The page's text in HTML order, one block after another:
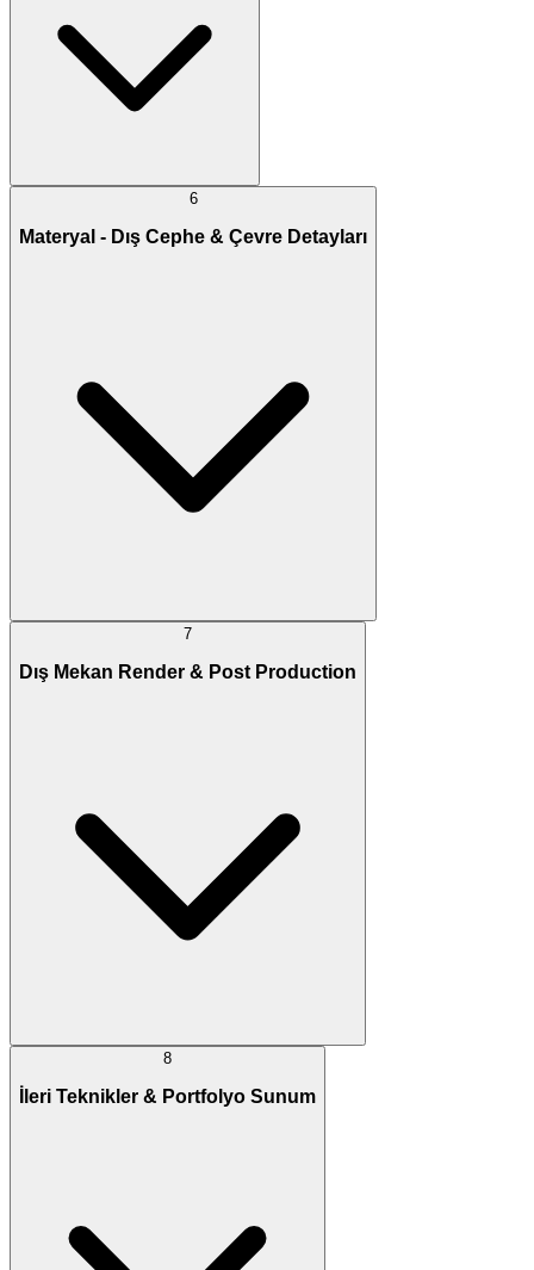
6
Materyal - Dış Cephe & Çevre Detayları
7
Dış Mekan Render & Post Production
8
İleri Teknikler & Portfolyo Sunum